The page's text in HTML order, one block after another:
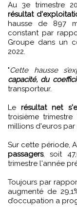
Au 3e trimestre
résultat
hausse de 897
constant par
Groupe dans un
2022.
"Cette hausse
capacité, du
transporteur.
Lerésultat net
troisième
millions d'euros
Sur cette période,
passagers, soit
trimestre l'année
Toujours par
augmenté de
d’occupation a